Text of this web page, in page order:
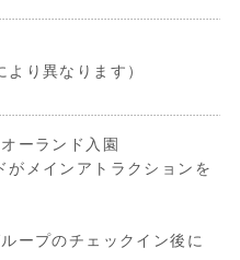
より異なります）
ーランド入園
メインアトラクションを
ープのチェックイン後に